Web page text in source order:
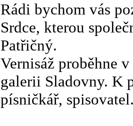
Rádi bychom vás
Srdce, kterou
Patřičný.
Vernisáž proběhne
galerii Sladovny. K
písničkář,